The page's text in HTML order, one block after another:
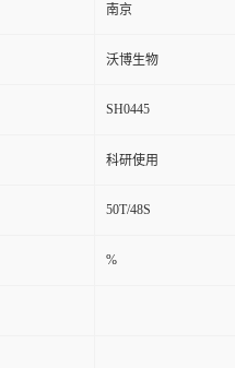
南京
沃博生物
SH0445
科研使用
50T/48S
%